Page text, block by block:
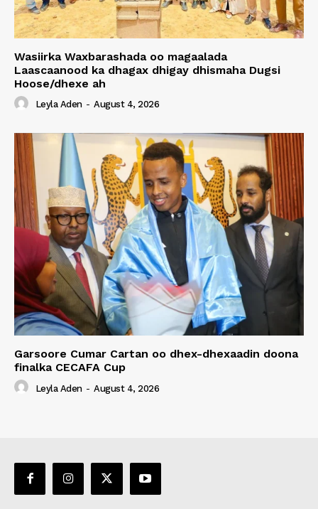
Wasiirka Waxbarashada oo magaalada
Laascaanood ka dhagax dhigay dhismaha Dugsi
Hoose/dhexe ah
Leyla Aden - August 4, 2026
Garsoore Cumar Cartan oo dhex-dhexaadin doona
finalka CECAFA Cup
Leyla Aden - August 4, 2026